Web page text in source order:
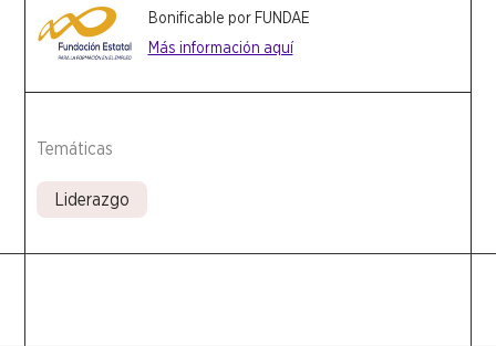
Bonificable por FUNDAE
Más información aquí
Temáticas
Liderazgo